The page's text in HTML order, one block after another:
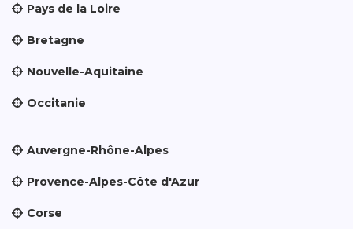
Pays de la Loire
Bretagne
Nouvelle-Aquitaine
Occitanie
Auvergne-Rhône-Alpes
Provence-Alpes-Côte d'Azur
Corse